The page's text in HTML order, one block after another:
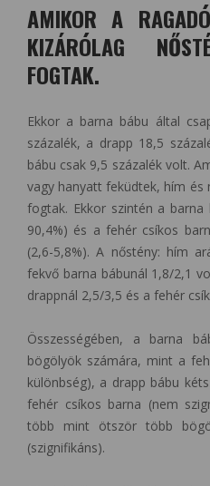
AMIKOR A
KIZÁRÓLAG
FOGTAK.
Ekkor a barna bábu által
százalék, a drapp 18,5
bábu csak 9,5 százalék volt.
vagy hanyatt feküdtek, hím
fogtak. Ekkor szintén a
90,4%) és a fehér csíkos
(2,6-5,8%). A nőstény: hím
fekvő barna bábunál 1,8/2,1
drappnál 2,5/3,5 és a fehér
Összességében, a barna
bögölyök számára, mint a
különbség), a drapp bábu
fehér csíkos barna (nem
több mint ötször több
(szignifikáns).